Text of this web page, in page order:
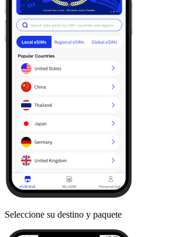
Seleccione su destino y paquete